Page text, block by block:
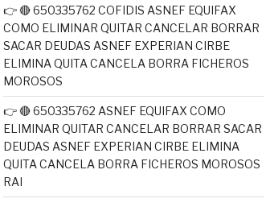
👉 🔴 650335762 COFIDIS ASNEF EQUIFAX
COMO ELIMINAR QUITAR CANCELAR BORRAR
SACAR DEUDAS ASNEF EXPERIAN CIRBE
ELIMINA QUITA CANCELA BORRA FICHEROS
MOROSOS
👉 🔴 650335762 ASNEF EQUIFAX COMO
ELIMINAR QUITAR CANCELAR BORRAR SACAR
DEUDAS ASNEF EXPERIAN CIRBE ELIMINA
QUITA CANCELA BORRA FICHEROS MOROSOS
RAI